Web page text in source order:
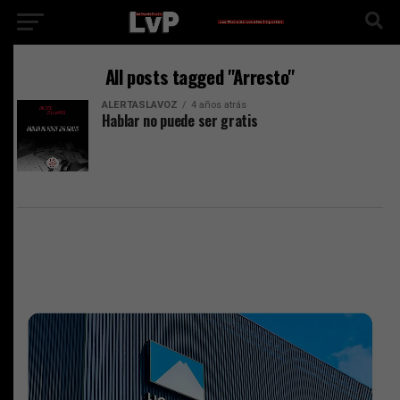
All posts tagged "Arresto"
ALERTASLAVOZ 4 años atrás
Hablar no puede ser gratis